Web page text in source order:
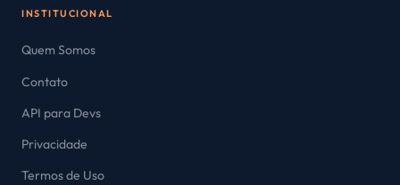
INSTITUCIONAL
Quem Somos
Contato
API para Devs
Privacidade
Termos de Uso